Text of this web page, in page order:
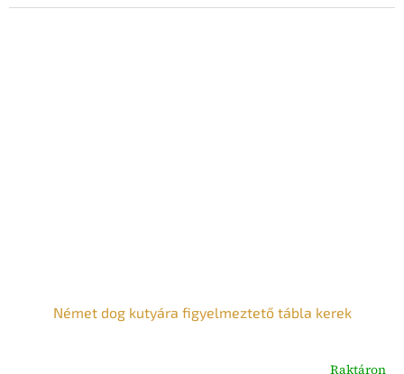
Német dog kutyára figyelmeztető tábla kerek
Raktáron